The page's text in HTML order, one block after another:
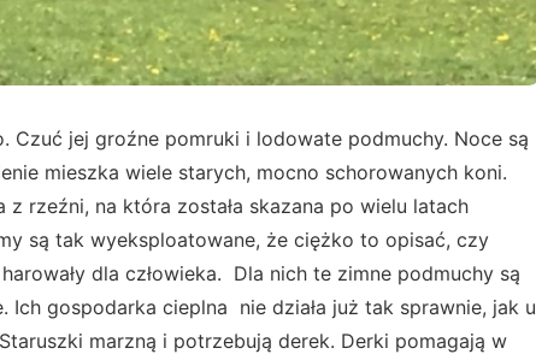
Czuć jej groźne pomruki i lodowate podmuchy. Noce są
mieszka wiele starych, mocno schorowanych koni.
z rzeźni, na która została skazana po wielu latach
są tak wyeksploatowane, że ciężko to opisać, czy
dla człowieka. Dla nich te zimne podmuchy są
Ich gospodarka cieplna nie działa już tak sprawnie, jak u
marzną i potrzebują derek. Derki pomagają w